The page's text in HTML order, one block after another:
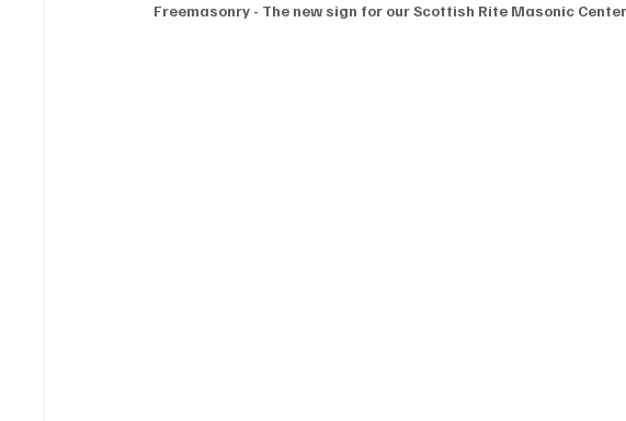
Freemasonry - The new sign for our Scottish Rite Masonic